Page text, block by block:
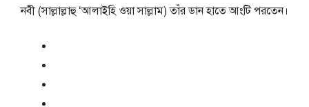
নবী (সাল্লাল্লাহু ‘আলাইহি ওয়া সাল্লাম) তাঁর ডান হাতে আংটি পরতেন।